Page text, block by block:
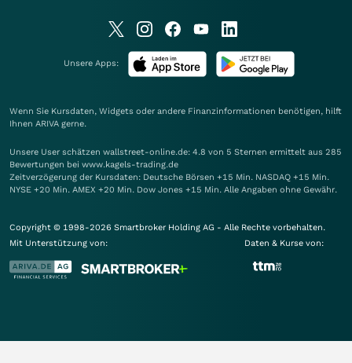
Unsere Apps:
Wenn Sie Kursdaten, Widgets oder andere Finanzinformationen benötigen, hilft
Ihnen ARIVA gerne.
Unsere User schätzen wallstreet-online.de: 4.8 von 5 Sternen ermittelt aus 285
Bewertungen bei www.kagels-trading.de
Zeitverzögerung der Kursdaten: Deutsche Börsen +15 Min. NASDAQ +15 Min.
NYSE +20 Min. AMEX +20 Min. Dow Jones +15 Min. Alle Angaben ohne Gewähr.
Copyright © 1998-2026 Smartbroker Holding AG - Alle Rechte vorbehalten.
Mit Unterstützung von:
Daten & Kurse von: